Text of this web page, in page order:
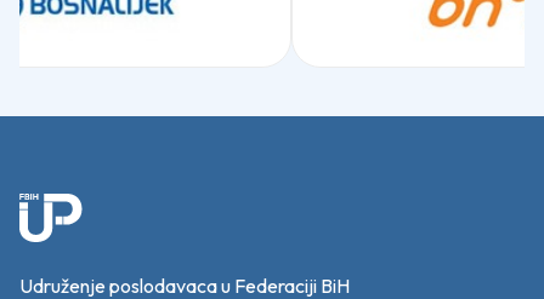
Udruženje poslodavaca u Federaciji BiH